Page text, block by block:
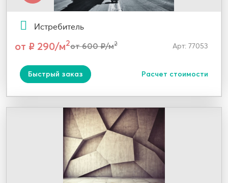
Истребитель
от ₽ 290/м2от 600 ₽/м2 Арт: 77053
Быстрый заказ Расчет стоимости